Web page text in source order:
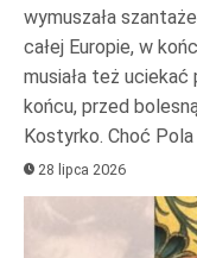
wymuszała
całej Europie, w
musiała też uciekać
końcu, przed
Kostyrko. Choć
28 lipca 2026
plików